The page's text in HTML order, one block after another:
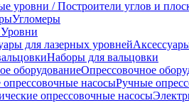
Угломеры
Уровни
Наборы для вальцовки
Опрессовочное
Ручные